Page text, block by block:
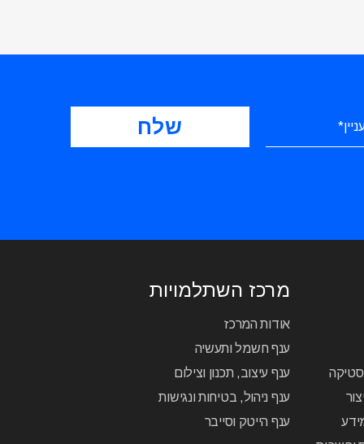
מרכז השתלמויות
אודות המרכז
ענף חשמל ותעשיה
ענף עיצוב, תכנון וצילום
ענף ניהול, בטיחות ונגישות
ענף הייטק וסייבר